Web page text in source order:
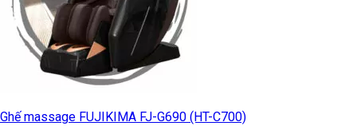
Ghế massage FUJIKIMA FJ-G690 (HT-C700)